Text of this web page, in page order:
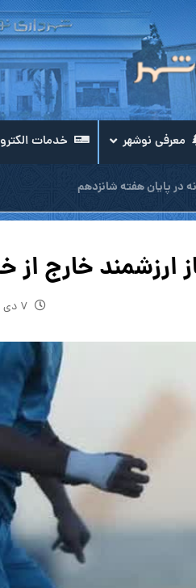
معرفی نوشهر خدمات
در پايان هفته شانزدهم
ارزشمند خارج از
۷ دی ۱۴۰۳